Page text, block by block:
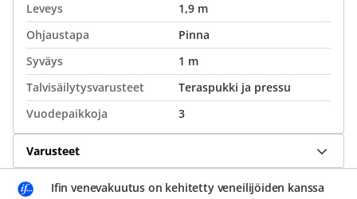
Leveys
1,9 m
Ohjaustapa
Pinna
Syväys
1 m
Talvisäilytysvarusteet
Teraspukki ja pressu
Vuodepaikkoja
3
Varusteet
Ifin venevakuutus on kehitetty veneilijöiden kanssa